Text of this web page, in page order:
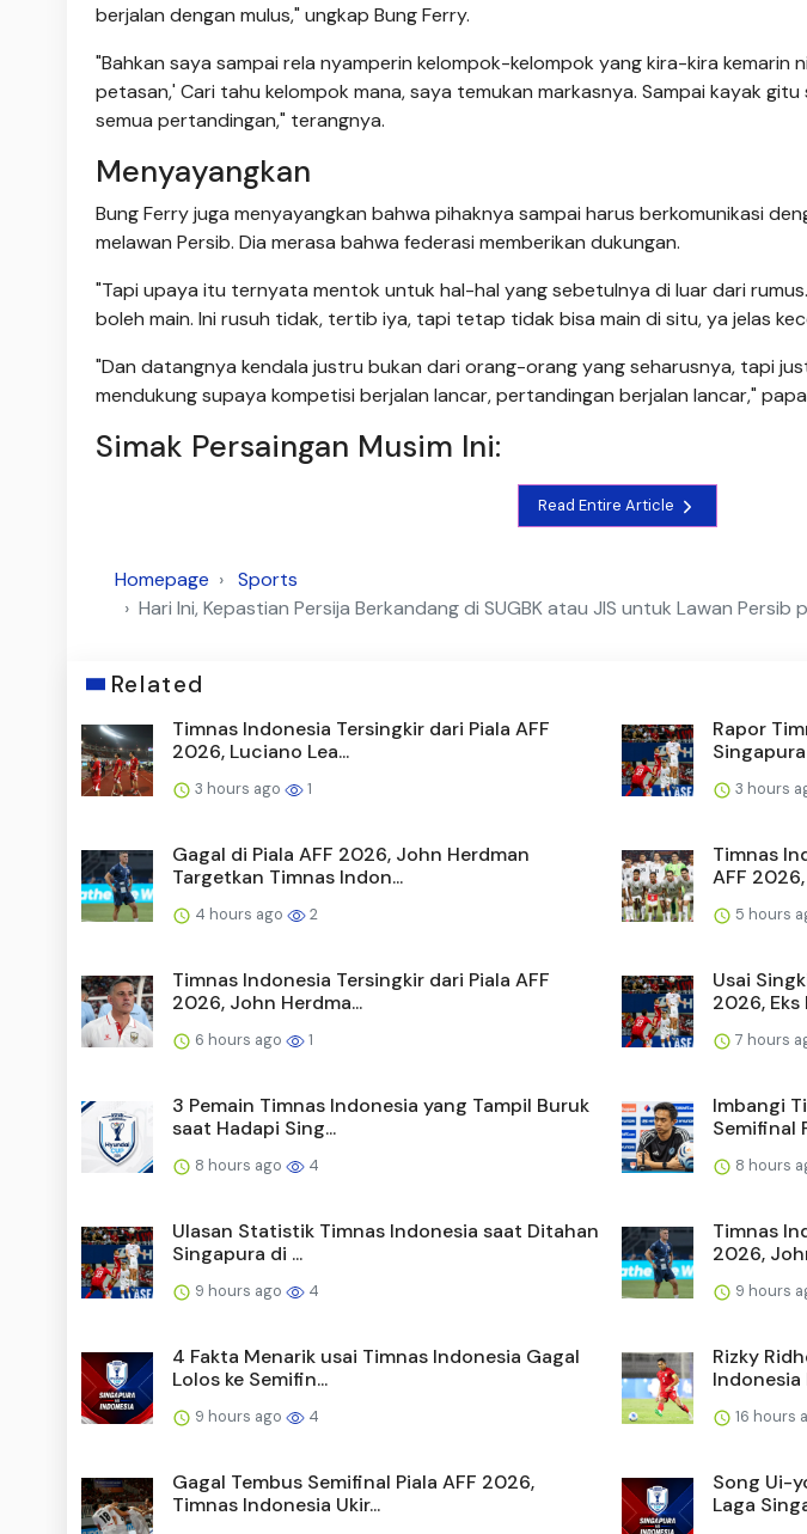
berjalan dengan mulus," ungkap Bung Ferry.
"Bahkan saya sampai rela nyamperin kelompok-kelompok yang kira-kira kemarin
petasan,' Cari tahu kelompok mana, saya temukan markasnya. Sampai kayak
semua pertandingan," terangnya.
Menyayangkan
Bung Ferry juga menyayangkan bahwa pihaknya sampai harus berkomunikasi
melawan Persib. Dia merasa bahwa federasi memberikan dukungan.
"Tapi upaya itu ternyata mentok untuk hal-hal yang sebetulnya di luar dari
boleh main. Ini rusuh tidak, tertib iya, tapi tetap tidak bisa main di situ, ya jelas
"Dan datangnya kendala justru bukan dari orang-orang yang seharusnya, tapi
mendukung supaya kompetisi berjalan lancar, pertandingan berjalan lancar,"
Simak Persaingan Musim Ini:
Read Entire Article
Homepage
Sports
Hari Ini, Kepastian Persija Berkandang di SUGBK atau JIS untuk Lawan Persib
Related
Timnas Indonesia Tersingkir dari Piala AFF
2026, Luciano Lea...
3 hours ago 1
Rapor
Singapura
3 hours
Gagal di Piala AFF 2026, John Herdman
Targetkan Timnas Indon...
4 hours ago 2
Timnas
AFF 2026,
5 hours
Timnas Indonesia Tersingkir dari Piala AFF
2026, John Herdma...
6 hours ago 1
Usai
2026, Eks
7 hours
3 Pemain Timnas Indonesia yang Tampil Buruk
saat Hadapi Sing...
8 hours ago 4
Imbangi
Semifinal
8 hours
Ulasan Statistik Timnas Indonesia saat Ditahan
Singapura di ...
9 hours ago 4
Timnas
2026,
9 hours
4 Fakta Menarik usai Timnas Indonesia Gagal
Lolos ke Semifin...
9 hours ago 4
Rizky
Indonesia
16 hours
Gagal Tembus Semifinal Piala AFF 2026,
Timnas Indonesia Ukir...
Song Ui-
Laga